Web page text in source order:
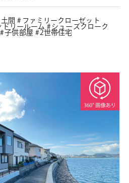
土間
ファミリークローゼット
ドリールーム
シューズクローク
子供部屋 2世帯住宅